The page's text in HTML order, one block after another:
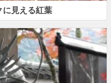
に見える紅葉